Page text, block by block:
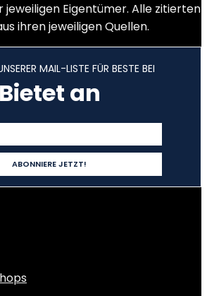
Eigentümer. Alle zitierten
ihren jeweiligen Quellen.
MAIL-LISTE FÜR BESTE BEI
Bietet an